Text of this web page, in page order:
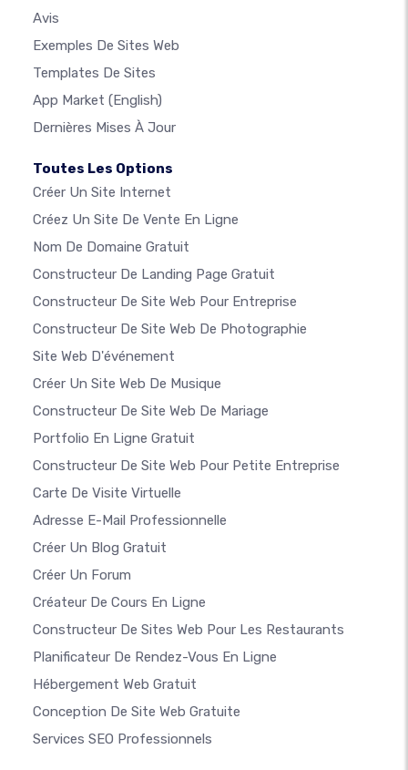
Avis
Exemples De Sites Web
Templates De Sites
App Market (English)
Dernières Mises À Jour
Toutes Les Options
Créer Un Site Internet
Créez Un Site De Vente En Ligne
Nom De Domaine Gratuit
Constructeur De Landing Page Gratuit
Constructeur De Site Web Pour Entreprise
Constructeur De Site Web De Photographie
Site Web D'événement
Créer Un Site Web De Musique
Constructeur De Site Web De Mariage
Portfolio En Ligne Gratuit
Constructeur De Site Web Pour Petite Entreprise
Carte De Visite Virtuelle
Adresse E-Mail Professionnelle
Créer Un Blog Gratuit
Créer Un Forum
Créateur De Cours En Ligne
Constructeur De Sites Web Pour Les Restaurants
Planificateur De Rendez-Vous En Ligne
Hébergement Web Gratuit
Conception De Site Web Gratuite
Services SEO Professionnels